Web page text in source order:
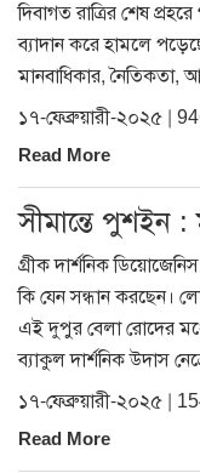
দিবাগত রাত্রির শেষ
ব্যাদান করে হামলে
মানবাধিকার, নৈতিকতা,
১৭-ফেব্রুয়ারী-২০২৫ |
Read More
সীমান্তে পুশইন
গ্রীক দার্শনিক
কি যেন সন্ধান করছেন।
এই দুপুর বেলা রোদের
ব্যাকুল দার্শনিক উদাস
১৭-ফেব্রুয়ারী-২০২৫ |
Read More